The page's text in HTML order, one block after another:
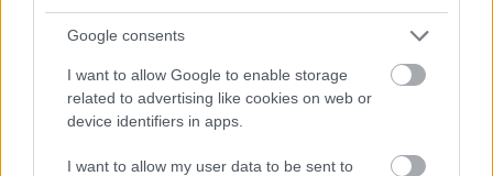
Google consents
I want to allow Google to enable storage
related to advertising like cookies on web or
device identifiers in apps.
I want to allow my user data to be sent to